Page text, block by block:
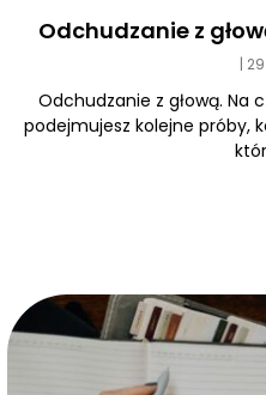
Odchudzanie z
Odchudzanie z głową.
podejmujesz kolejne próby,